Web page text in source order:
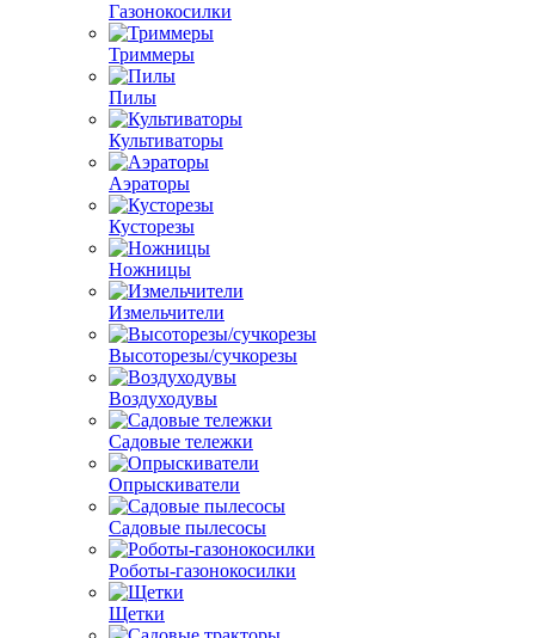
Газонокосилки
Триммеры
Пилы
Культиваторы
Аэраторы
Кусторезы
Ножницы
Измельчители
Высоторезы/сучкорезы
Воздуходувы
Садовые тележки
Опрыскиватели
Садовые пылесосы
Роботы-газонокосилки
Щетки